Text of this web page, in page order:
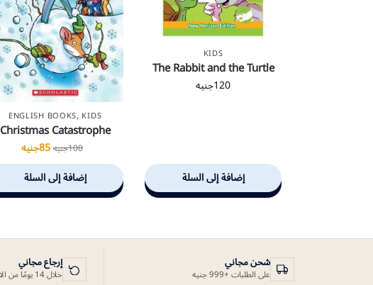
KIDS
The Rabbit and the Turtle
120جنيه
إضافة إلى السلة
ENGLISH BOOKS, KIDS
Christmas Catastrophe
100جنيه85جنيه
إضافة إلى السلة
شحن مجاني
على الطلبات +999 جنيه
إرجاع مجاني
خلال 14 يومًا من الاستلام